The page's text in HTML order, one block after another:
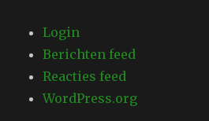
Login
Berichten feed
Reacties feed
WordPress.org